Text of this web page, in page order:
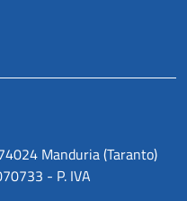
Manduria (Taranto)
- P. IVA